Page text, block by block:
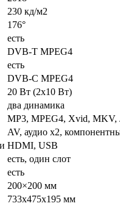
230 кд/м2
176°
есть
DVB-T MPEG4
есть
DVB-C MPEG4
20 Вт (2х10 Вт)
два динамика
MP3, MPEG4, Xvid, MKV,
AV, аудио x2,
HDMI, USB
есть, один слот
есть
200×200 мм
733x475x195 мм